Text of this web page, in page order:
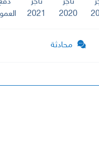
2020
2021
محادثة